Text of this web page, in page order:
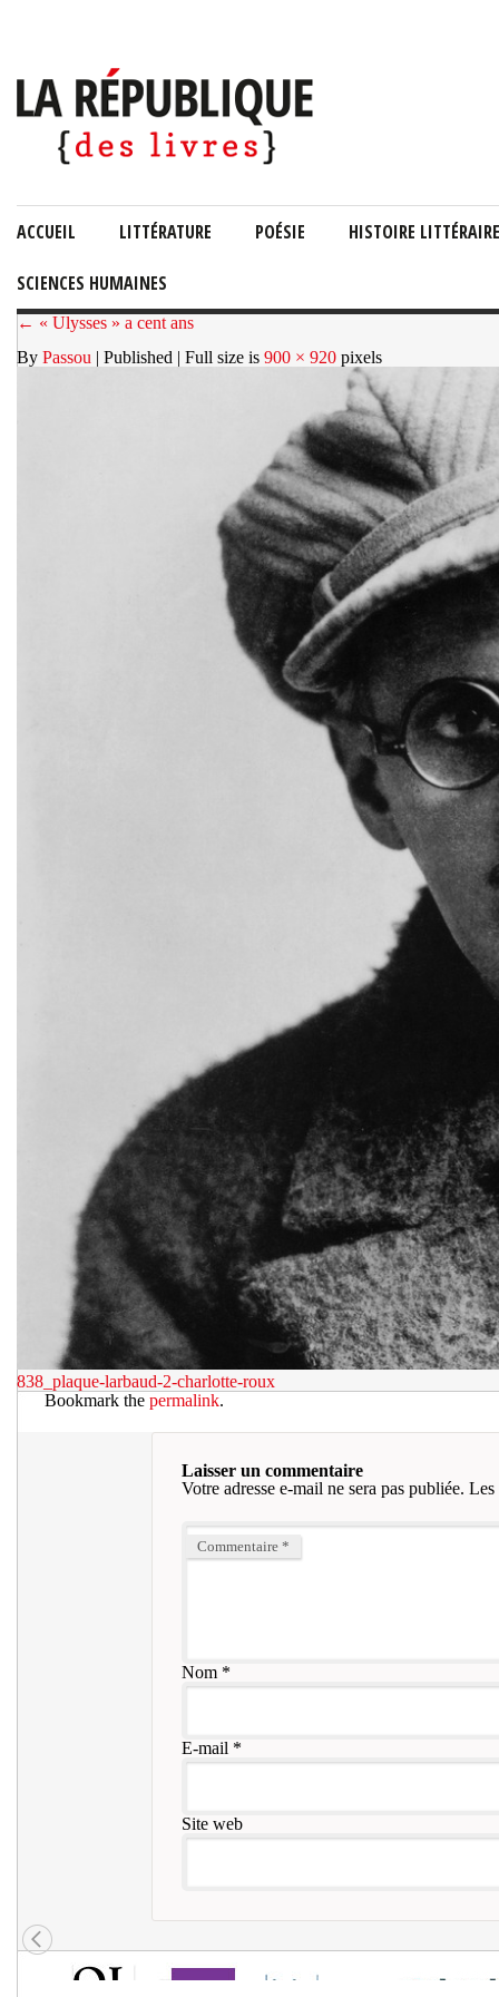
ACCUEIL LITTÉRATURE POÉSIE HISTOIRE LITTÉRAIRE
SCIENCES HUMAINES
← « Ulysses » a cent ans
By Passou | Published | Full size is 900 × 920 pixels
838_plaque-larbaud-2-charlotte-roux
Bookmark the permalink.
Laisser un commentaire
Votre adresse e-mail ne sera pas publiée. Les
Commentaire *
Nom*
E-mail *
Site web